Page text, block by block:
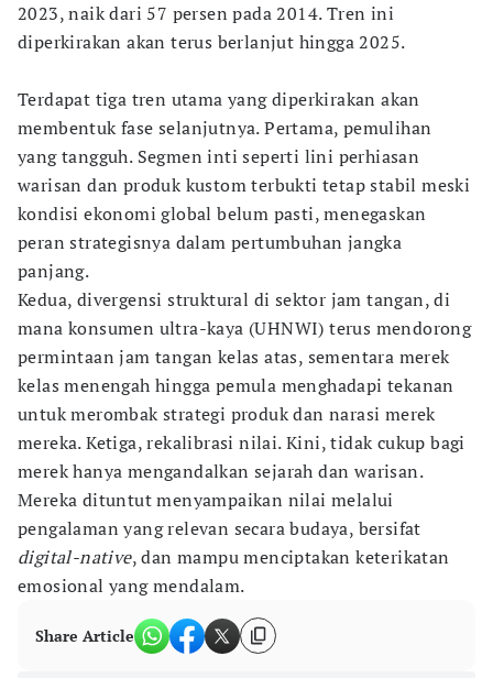
2023, naik dari 57 persen pada 2014. Tren ini
diperkirakan akan terus berlanjut hingga 2025.
Terdapat tiga tren utama yang diperkirakan akan
membentuk fase selanjutnya. Pertama, pemulihan
yang tangguh. Segmen inti seperti lini perhiasan
warisan dan produk kustom terbukti tetap stabil meski
kondisi ekonomi global belum pasti, menegaskan
peran strategisnya dalam pertumbuhan jangka
panjang.
Kedua, divergensi struktural di sektor jam tangan, di
mana konsumen ultra-kaya (UHNWI) terus mendorong
permintaan jam tangan kelas atas, sementara merek
kelas menengah hingga pemula menghadapi tekanan
untuk merombak strategi produk dan narasi merek
mereka. Ketiga, rekalibrasi nilai. Kini, tidak cukup bagi
merek hanya mengandalkan sejarah dan warisan.
Mereka dituntut menyampaikan nilai melalui
pengalaman yang relevan secara budaya, bersifat
digital-native, dan mampu menciptakan keterikatan
emosional yang mendalam.
Share Article